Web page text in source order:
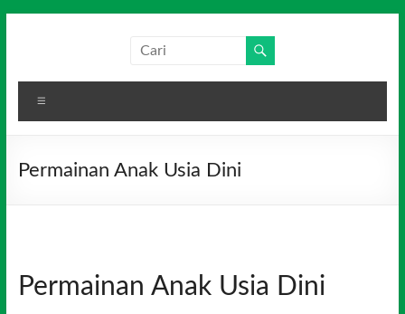
Media
Indonesia
Permainan Anak Usia Dini
Permainan Anak Usia Dini